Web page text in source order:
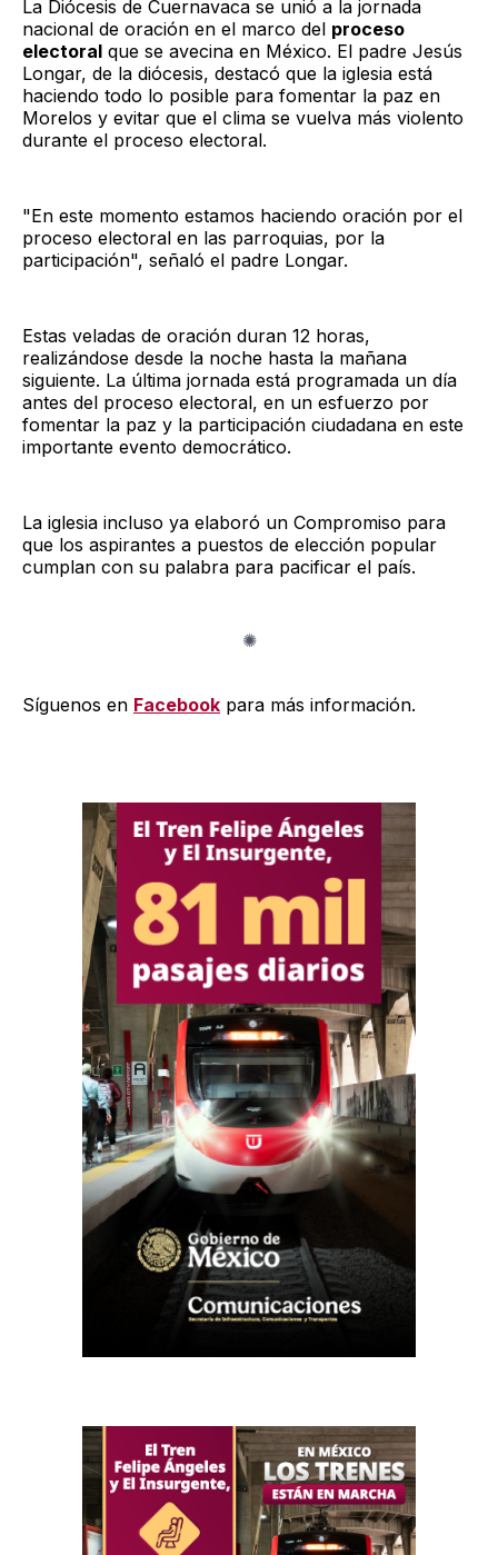
La Diócesis de Cuernavaca se unió a la jornada
nacional de oración en el marco del proceso
electoral que se avecina en México. El padre Jesús
Longar, de la diócesis, destacó que la iglesia está
haciendo todo lo posible para fomentar la paz en
Morelos y evitar que el clima se vuelva más violento
durante el proceso electoral.
"En este momento estamos haciendo oración por el
proceso electoral en las parroquias, por la
participación", señaló el padre Longar.
Estas veladas de oración duran 12 horas,
realizándose desde la noche hasta la mañana
siguiente. La última jornada está programada un día
antes del proceso electoral, en un esfuerzo por
fomentar la paz y la participación ciudadana en este
importante evento democrático.
La iglesia incluso ya elaboró un Compromiso para
que los aspirantes a puestos de elección popular
cumplan con su palabra para pacificar el país.
Síguenos en Facebook para más información.